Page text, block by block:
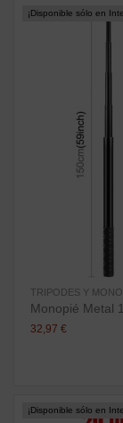
¡Disponible sólo en
TRIPODES Y
Monopié Metal
32,97 €
¡Disponible sólo en